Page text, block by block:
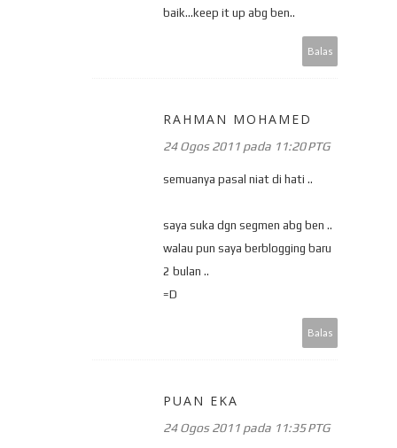
baik...keep it up abg ben..
Balas
RAHMAN MOHAMED
24 Ogos 2011 pada 11:20 PTG
semuanya pasal niat di hati ..
saya suka dgn segmen abg ben ..
walau pun saya berblogging baru
2 bulan ..
=D
Balas
PUAN EKA
24 Ogos 2011 pada 11:35 PTG